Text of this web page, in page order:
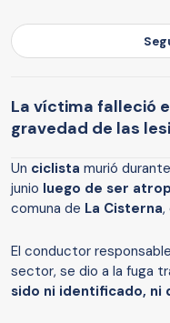
La víctima falleció
gravedad de las
Un ciclista murió
junio luego de ser
comuna de La Cisterna,
El conductor
sector, se dio a la fuga
sido ni identificado, ni